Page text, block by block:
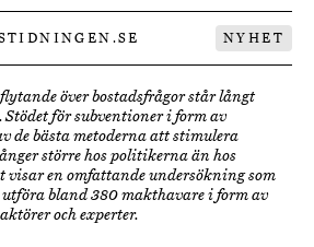
NYHET
över bostadsfrågor står långt
för subventioner i form av
de bästa metoderna att stimulera
större hos politikerna än hos
visar en omfattande undersökning som
bland 380 makthavare i form av
och experter.